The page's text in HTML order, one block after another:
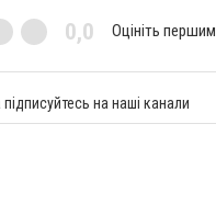
0,0 Оцініть першим
на наші канали